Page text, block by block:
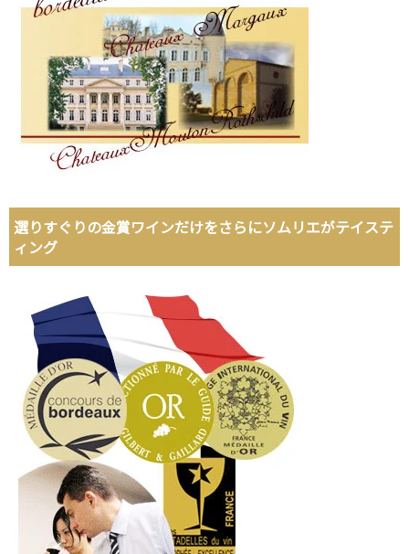
選りすぐりの金賞ワインだけをさらにソムリエがテイステ
ィング